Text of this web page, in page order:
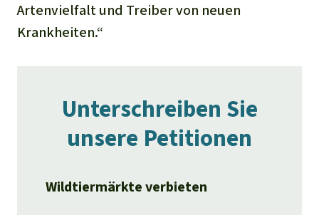
Artenvielfalt und Treiber von neuen
Krankheiten.“
Unterschreiben Sie
unsere Petitionen
Wildtiermärkte verbieten